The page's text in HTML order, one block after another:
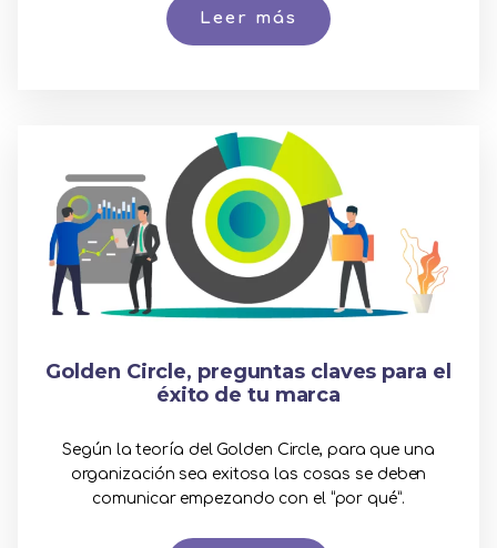
Leer más
Golden Circle, preguntas claves para el
éxito de tu marca
Según la teoría del Golden Circle, para que una
organización sea exitosa las cosas se deben
comunicar empezando con el “por qué”.